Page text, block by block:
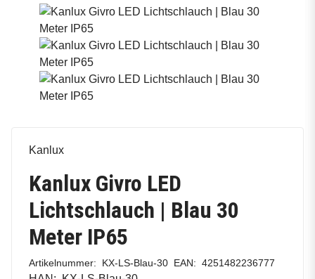
Kanlux
Kanlux Givro LED
Lichtschlauch | Blau 30
Meter IP65
Artikelnummer: KX-LS-Blau-30 EAN: 4251482236777